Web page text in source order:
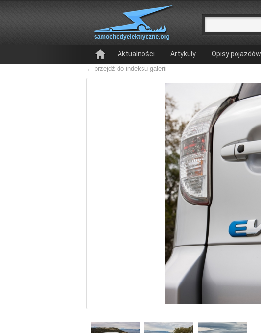
Aktualności Artykuły Opisy pojazdów
← przejdź do indeksu galerii